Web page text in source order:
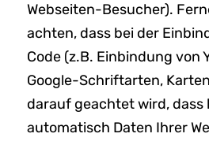
Webseiten-Besucher).
achten, dass bei der
Code (z.B. Einbindung von
Google-Schriftarten,
darauf geachtet wird,
automatisch Daten Ihrer